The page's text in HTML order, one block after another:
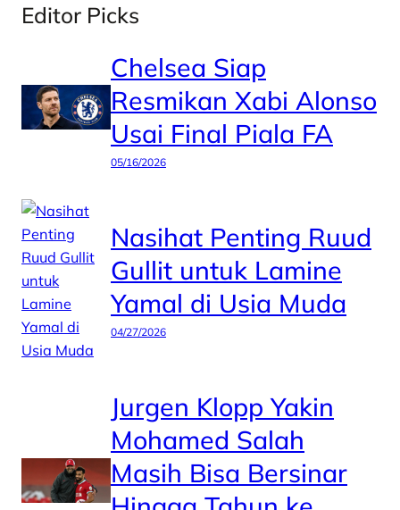
Editor Picks
Chelsea Siap
Resmikan Xabi Alonso
Usai Final Piala FA
05/16/2026
Nasihat Penting Ruud
Gullit untuk Lamine
Yamal di Usia Muda
04/27/2026
Jurgen Klopp Yakin
Mohamed Salah
Masih Bisa Bersinar